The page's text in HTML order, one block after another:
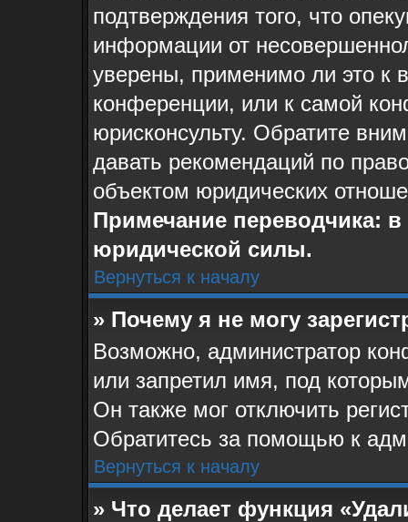
подтверждения того, что
информации от
уверены, применимо ли это к
конференции, или к самой
юрисконсульту. Обратите
давать рекомендаций по
объектом юридических
Примечание переводчика:
юридической силы.
Вернуться к началу
» Почему я не могу
Возможно, администратор
или запретил имя, под
Он также мог отключить
Обратитесь за помощью к
Вернуться к началу
» Что делает функция